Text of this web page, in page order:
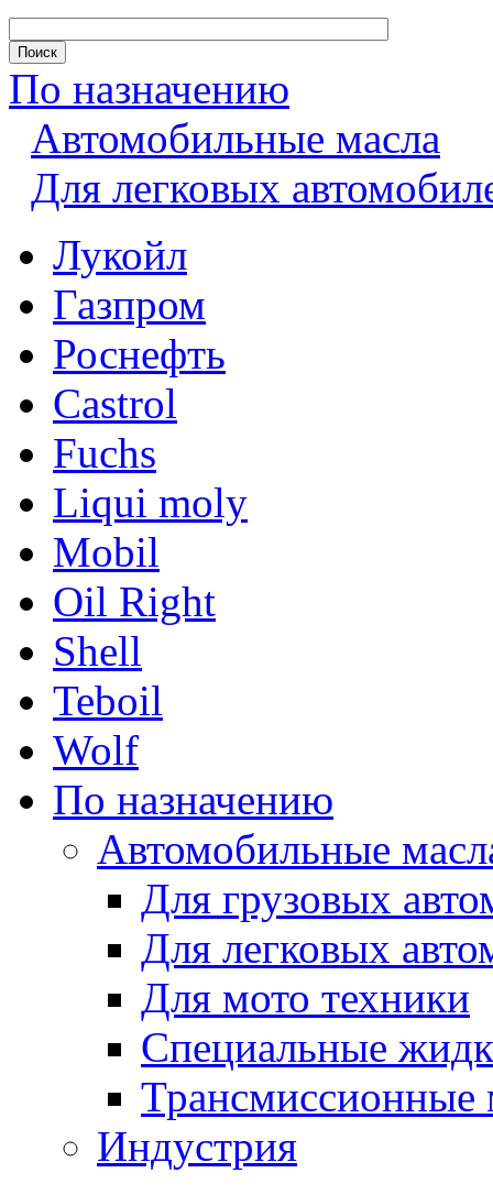
По назначению
Автомобильные масла
Для легковых
Лукойл
Газпром
Роснефть
Castrol
Fuchs
Liqui moly
Mobil
Oil Right
Shell
Teboil
Wolf
По назначению
Автомобильные
Для грузовых
Для легковых
Для мото техники
Специальные
Трансмиссионные
Индустрия